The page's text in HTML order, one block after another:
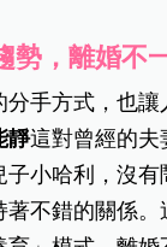
勢，離婚不
手方式，也讓
靜這對曾經的夫
子小哈利，沒
不錯的關係。